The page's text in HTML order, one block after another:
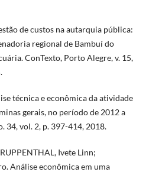
de custos na autarquia pública:
regional de Bambuí do
ConTexto, Porto Alegre, v. 15,
técnica e econômica da atividade
gerais, no período de 2012 a
34, vol. 2, p. 397-414, 2018.
Ivete Linn;
Análise econômica em uma